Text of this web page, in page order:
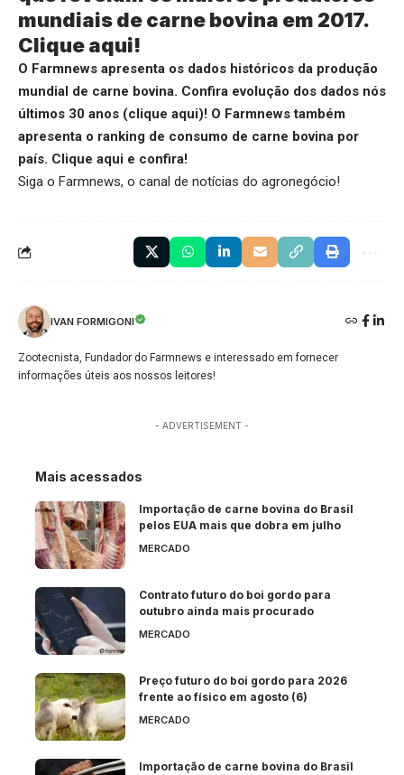
mundiais de carne bovina em 2017.
Clique aqui!
O Farmnews apresenta os dados históricos da produção
mundial de carne bovina. Confira evolução dos dados nós
últimos 30 anos (clique aqui)! O Farmnews também
apresenta o ranking de consumo de carne bovina por
país. Clique aqui e confira!
Siga o Farmnews, o canal de notícias do agronegócio!
IVAN FORMIGONI
Zootecnista, Fundador do Farmnews e interessado em fornecer
informações úteis aos nossos leitores!
- ADVERTISEMENT -
Mais acessados
Importação de carne bovina do Brasil
pelos EUA mais que dobra em julho
MERCADO
Contrato futuro do boi gordo para
outubro ainda mais procurado
MERCADO
Preço futuro do boi gordo para 2026
frente ao físico em agosto (6)
MERCADO
Importação de carne bovina do Brasil